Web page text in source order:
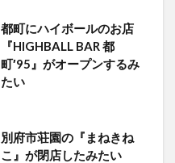
都町にハイボールのお店
『HIGHBALL BAR 都
町′95』がオープンするみ
たい
別府市荘園の『まねきね
こ』が閉店したみたい